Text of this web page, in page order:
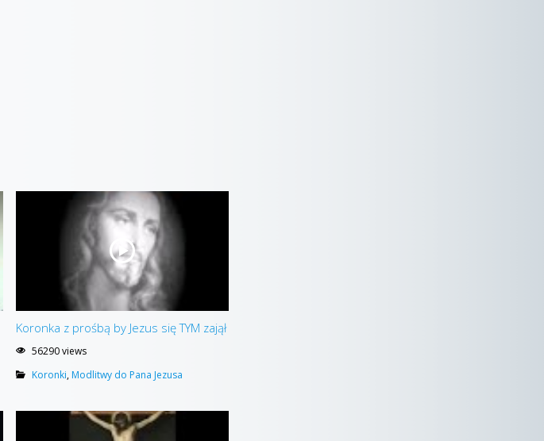
Koronka z prośbą by Jezus się TYM zajął
56290 views
Koronki,Modlitwy do Pana Jezusa